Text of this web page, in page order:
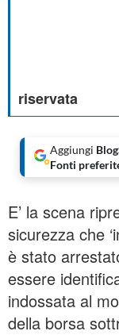
riservata
Aggiungi
Fonti
E’ la scena
sicurezza che
è stato
essere
indossata al
della borsa